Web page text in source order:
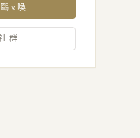
x喚
群